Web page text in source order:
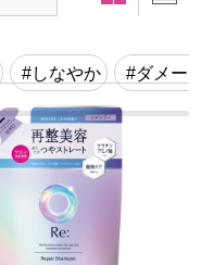
#しなやか #ダメージ